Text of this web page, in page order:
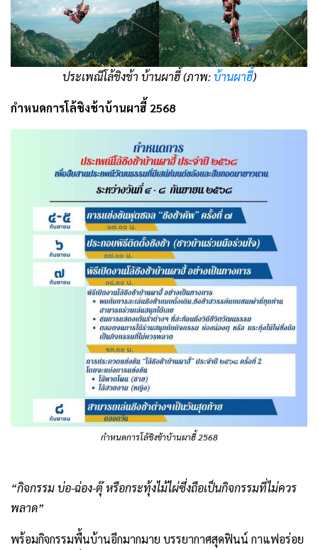
ประเพณีโล้ชิงช้า บ้านผาฮี้ (ภาพ: บ้านผาฮี้)
กำหนดการโล้ชิงช้าบ้านผาฮี้ 2568
กำหนดการโล้ชิงช้าบ้านผาฮี้ 2568
“กิจกรรม บ่อ-ฉ่อง-ตุ๊ หรือกระทุ้งไม้ไผ่ซึ่งถือเป็นกิจกรรมที่ไม่ควร
พลาด”
พร้อมกิจกรรมพื้นบ้านอีกมากมาย บรรยากาศสุดฟินน์ กาแฟอร่อย